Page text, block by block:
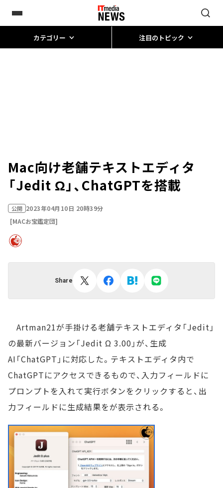
カテゴリー 注目のトピック
Mac向け老舗テキストエディタ
「Jedit Ω」、ChatGPTを搭載
公開 2023年04月10日 20時39分
[MACお宝鑑定団]
Share
Artman21が手掛ける老舗テキストエディタ「Jedit」
の最新バージョン「Jedit Ω 3.00」が、生成
AI「ChatGPT」に対応した。テキストエディタ内で
ChatGPTにアクセスできるもので、入力フィールドに
プロンプトを入れて実行ボタンをクリックすると、出
力フィールドに生成結果をが表示される。